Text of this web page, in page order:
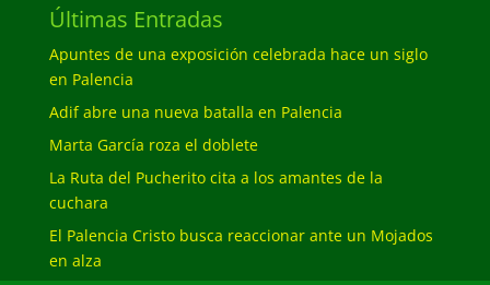
Últimas Entradas
Apuntes de una exposición celebrada hace un siglo
en Palencia
Adif abre una nueva batalla en Palencia
Marta García roza el doblete
La Ruta del Pucherito cita a los amantes de la
cuchara
El Palencia Cristo busca reaccionar ante un Mojados
en alza